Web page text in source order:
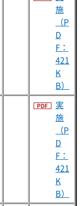
施
（P
D
F：
421
K
B）
実
施
（P
D
F：
421
K
B）